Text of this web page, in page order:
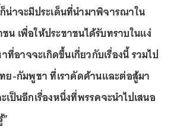
น่าจะมีประเด็นที่นำมาพิจารณาใน
น เพื่อให้ประชาชนได้รับทราบในแง่
อาจจะเกิดขึ้นเกี่ยวกับเรื่องนี้ รวมไป
ทย-กัมพูชา ที่เราคัดค้านและต่อสู้มา
เป็นอีกเรื่องหนึ่งที่พรรคจะนำไปเสนอ